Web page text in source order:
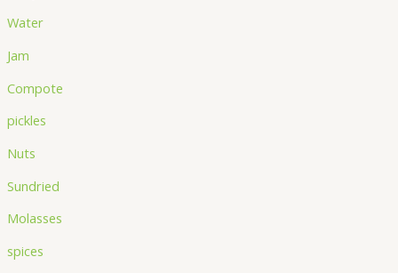
Water
Jam
Compote
pickles
Nuts
Sundried
Molasses
spices